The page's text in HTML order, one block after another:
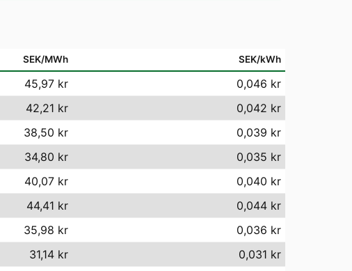
SEK/MWh SEK/kWh
45,97 kr
0,046 kr
42,21 kr
0,042 kr
38,50 kr
0,039 kr
34,80 kr
0,035 kr
40,07 kr
0,040 kr
44,41 kr
0,044 kr
35,98 kr
0,036 kr
31,14 kr
0,031 kr